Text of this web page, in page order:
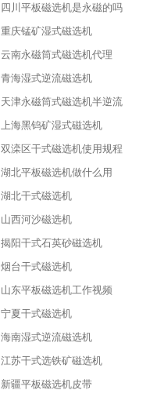
四川平板磁选机是永磁的吗
重庆锰矿湿式磁选机
云南永磁筒式磁选机代理
青海湿式逆流磁选机
天津永磁筒式磁选机半逆流
上海黑钨矿湿式磁选机
双滦区干式磁选机使用规程
湖北平板磁选机做什么用
湖北干式磁选机
山西河沙磁选机
揭阳干式石英砂磁选机
烟台干式磁选机
山东平板磁选机工作视频
宁夏干式磁选机
海南湿式逆流磁选机
江苏干式选铁矿磁选机
新疆平板磁选机皮带